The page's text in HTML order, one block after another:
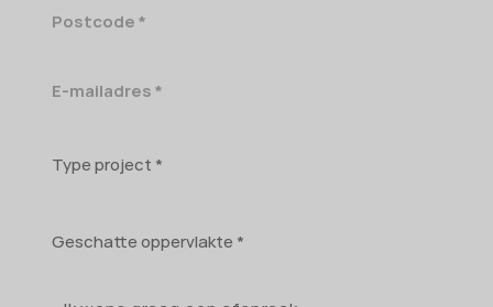
Postcode
E-
Type
project
Geschatte